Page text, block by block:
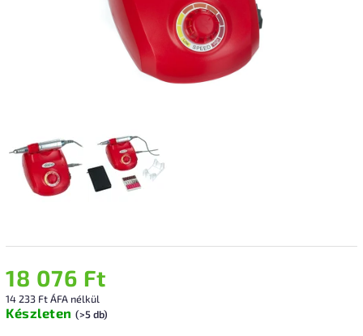
18 076 Ft
14 233 Ft ÁFA nélkül
Készleten (>5 db)